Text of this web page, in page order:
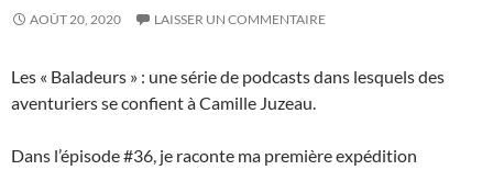
AOÛT 20, 2020 LAISSER UN COMMENTAIRE
Les « Baladeurs » : une série de podcasts dans lesquels des
aventuriers se confient à Camille Juzeau.
Dans l’épisode #36, je raconte ma première expédition